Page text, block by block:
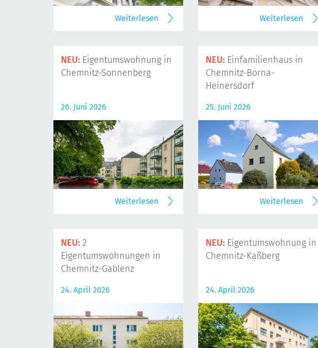
Weiterlesen Weiterlesen
NEU: Eigentumswohnung in
Chemnitz-Sonnenberg
26. Juni 2026
Weiterlesen
NEU: Einfamilienhaus in
Chemnitz-Borna-
Heinersdorf
25. Juni 2026
Weiterlesen
NEU: 2
Eigentumswohnungen in
Chemnitz-Gablenz
24. April 2026
NEU: Eigentumswohnung in
Chemnitz-Kaßberg
24. April 2026